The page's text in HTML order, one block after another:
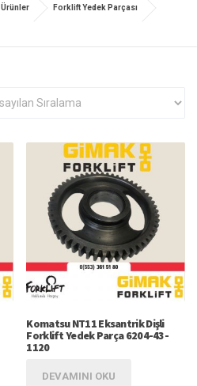
Ürünler Forklift Yedek Parçası
Komatsu NT11 Eksantrik Dişli
Forklift Yedek Parça 6204-43-
1120
DEVAMINI OKU